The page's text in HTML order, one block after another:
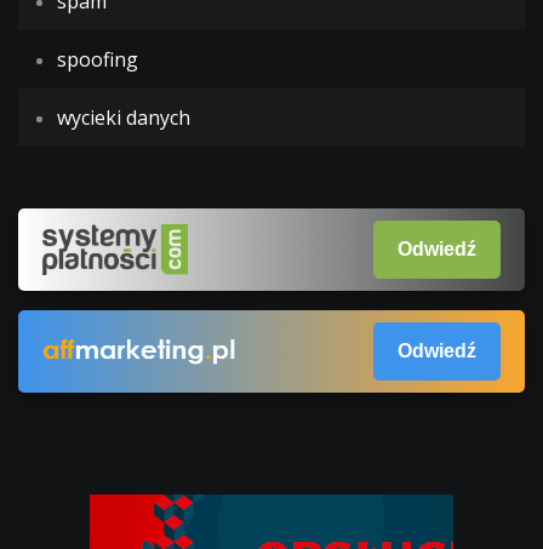
spoofing
wycieki danych
Odwiedź
Odwiedź